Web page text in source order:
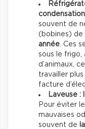
souvent de
(bobines) de
année. Ces
sous le frigo,
d’animaux,
travailler
facture
Laveuse :
Pour éviter
mauvaises
souvent de